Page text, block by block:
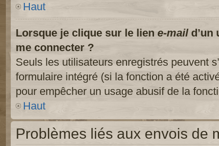
Haut
Lorsque je clique sur le lien e-maild’un
me connecter ?
Seuls les utilisateurs enregistrés peuvent
formulaire intégré (si la fonction a été
pour empêcher un usage abusif de la
Haut
Problèmes liés aux envois de